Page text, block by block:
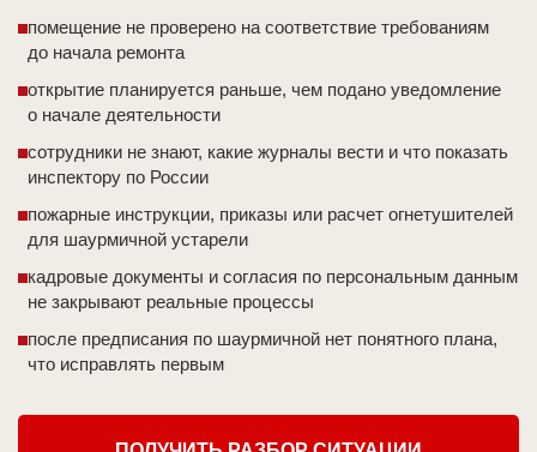
помещение не проверено на соответствие требованиям
до начала ремонта
открытие планируется раньше, чем подано уведомление
о начале деятельности
сотрудники не знают, какие журналы вести и что показать
инспектору по России
пожарные инструкции, приказы или расчет огнетушителей
для шаурмичной устарели
кадровые документы и согласия по персональным данным
не закрывают реальные процессы
после предписания по шаурмичной нет понятного плана,
что исправлять первым